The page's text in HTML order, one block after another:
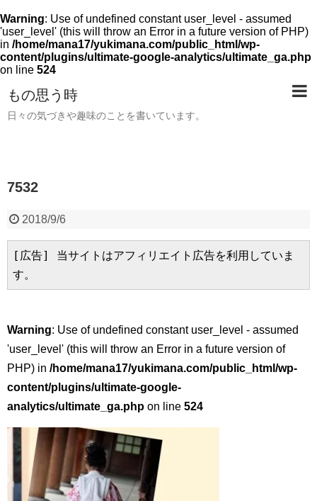
Warning: Use of undefined constant user_level - assumed
'user_level' (this will throw an Error in a future version of PHP)
in /home/mana17/yukimana.com/public_html/wp-
content/plugins/ultimate-google-analytics/ultimate_ga.php
on line 524
もの思う時
日々の気づきや趣味のことを書いています。
7532
2018/9/6
[広告] 当サイトはアフィリエイト広告を利用していま
す。
Warning: Use of undefined constant user_level - assumed
'user_level' (this will throw an Error in a future version of
PHP) in /home/mana17/yukimana.com/public_html/wp-
content/plugins/ultimate-google-
analytics/ultimate_ga.php on line 524